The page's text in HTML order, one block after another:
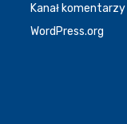
Kanał komentarzy
WordPress.org